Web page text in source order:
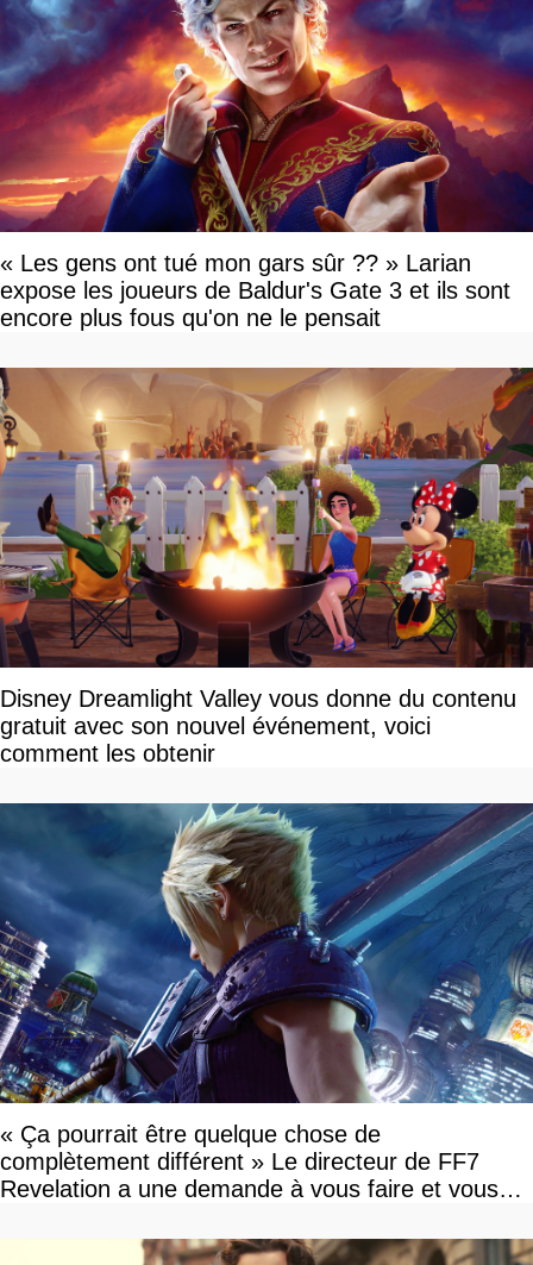
« Les gens ont tué mon gars sûr ?? » Larian
expose les joueurs de Baldur's Gate 3 et ils sont
encore plus fous qu'on ne le pensait
Disney Dreamlight Valley vous donne du contenu
gratuit avec son nouvel événement, voici
comment les obtenir
« Ça pourrait être quelque chose de
complètement différent » Le directeur de FF7
Revelation a une demande à vous faire et vous